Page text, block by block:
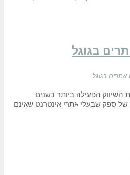
בגוגל
אתרים בגוגל
הפעילה ביותר בשנים
של ספק שבעלי אתרי אינטרנט שאינם